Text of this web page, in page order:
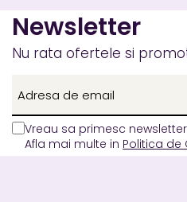
Newsletter
Nu rata ofertele si
Vreau sa primesc
Afla mai multe in Politica de